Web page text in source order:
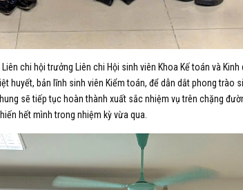
chi hội trưởng Liên chi Hội sinh viên Khoa Kế toán và Kinh
huyết, bản lĩnh sinh viên Kiểm toán, để dẫn dắt phong trào
sẽ tiếp tục hoàn thành xuất sắc nhiệm vụ trên chặng
hết mình trong nhiệm kỳ vừa qua.